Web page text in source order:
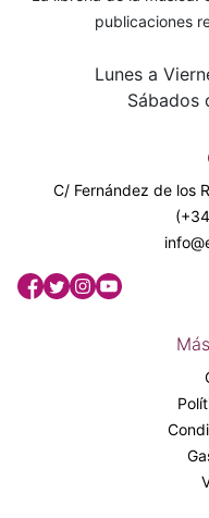
publicaciones
Lunes a
Sábados
C/ Fernández de los